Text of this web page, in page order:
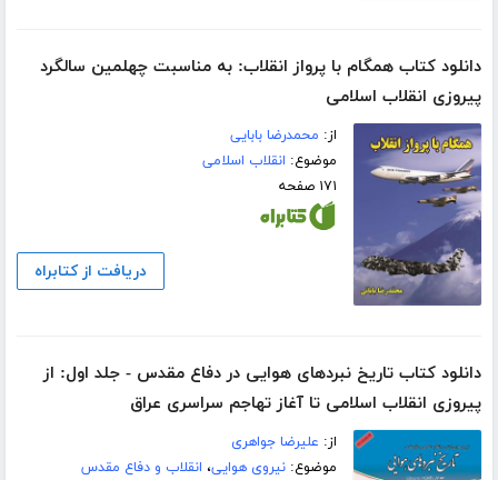
دانلود کتاب همگام با پرواز انقلاب: به مناسبت چهلمین سالگرد
پیروزی انقلاب اسلامی
از: محمدرضا بابایی
موضوع: انقلاب اسلامی
۱۷۱ صفحه
دریافت از کتابراه
دانلود کتاب تاریخ نبردهای هوایی در دفاع مقدس - جلد اول: از
پیروزی انقلاب اسلامی تا آغاز تهاجم سراسری عراق
از: علیرضا جواهری
موضوع:نیروی هوایی، انقلاب و دفاع مقدس